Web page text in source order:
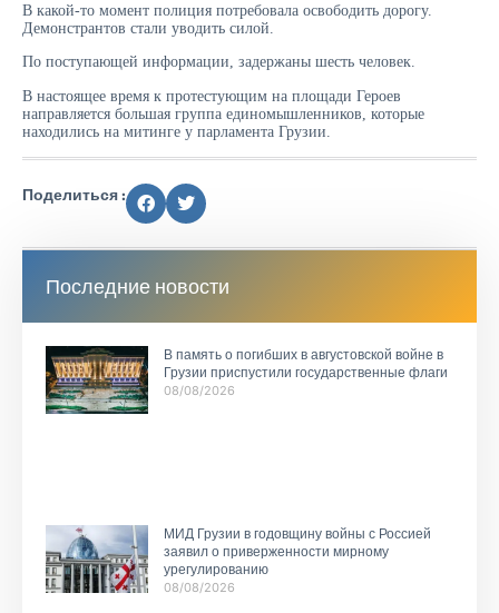
В какой-то момент полиция потребовала освободить дорогу.
Демонстрантов стали уводить силой.
По поступающей информации, задержаны шесть человек.
В настоящее время к протестующим на площади Героев
направляется большая группа единомышленников, которые
находились на митинге у парламента Грузии.
Поделиться :
Последние новости
В память о погибших в августовской войне в
Грузии приспустили государственные флаги
08/08/2026
МИД Грузии в годовщину войны с Россией
заявил о приверженности мирному
урегулированию
08/08/2026